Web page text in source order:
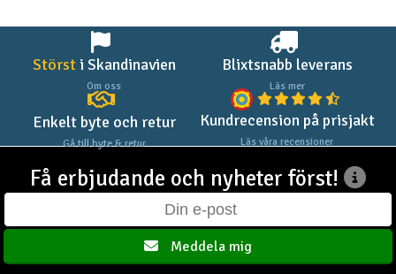
Störsti Skandinavien
Om oss
Blixtsnabb leverans
Läs mer
Enkelt byte och retur
Gå till byte & retur
Kundrecension på prisjakt
Läs våra recensioner
Få erbjudande och nyheter först!
Meddela mig